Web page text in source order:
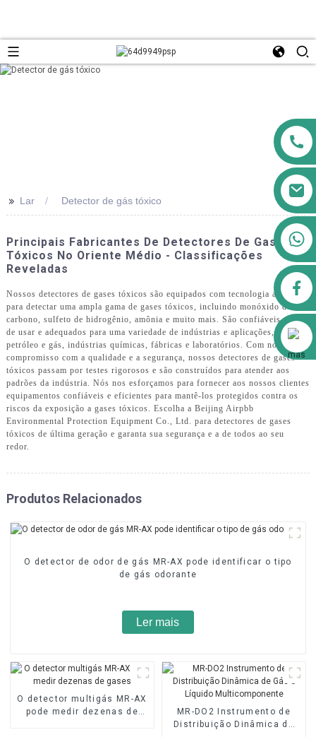
Alibaba
>> Lar Detector de gás tóxico
Principais Fabricantes De Detectores De Gases
Tóxicos No Oriente Médio - Classificações
Reveladas
Nossos detectores de gases tóxicos são equipados com tecnologia avançada
para detectar uma ampla gama de gases tóxicos, incluindo monóxido de
carbono, sulfeto de hidrogênio, amônia e muito mais. São confiáveis, fáceis
de usar e adequados para uma variedade de indústrias e aplicações, como
petróleo e gás, indústrias químicas, fábricas e laboratórios. Com nosso
compromisso com a qualidade e a segurança, nossos detectores de gases
tóxicos passam por testes rigorosos e são construídos para atender aos
padrões da indústria. Nós nos esforçamos para fornecer aos nossos clientes
equipamentos confiáveis ​​e eficientes para mantê-los protegidos contra os
riscos da exposição a gases tóxicos. Escolha a Beijing Airpbb
Environmental Protection Equipment Co., Ltd. para detectores de gases
tóxicos de última geração e garanta sua segurança e a de todos ao seu
redor.
Produtos Relacionados
O detector de odor de gás MR-AX pode identificar o tipo
de gás odorante
Ler mais
O detector multigás MR-AX
pode medir dezenas de
MR-DO2 Instrumento de
Distribuição Dinâmica de